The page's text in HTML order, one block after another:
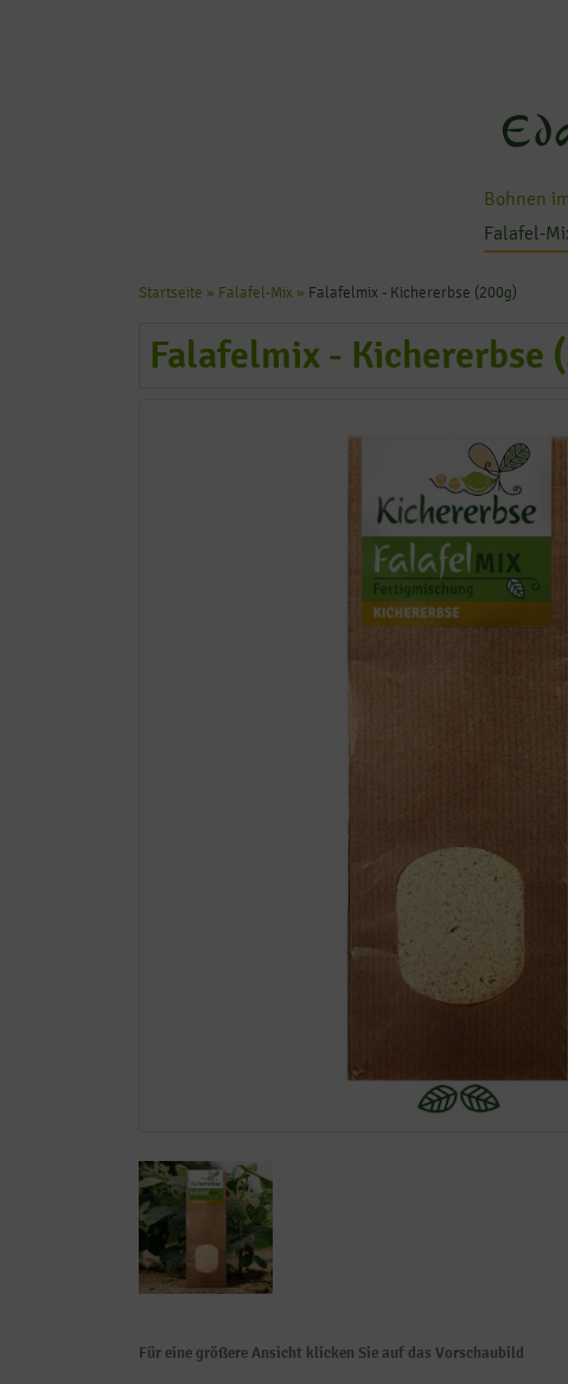
Bohnen
Falafel-
Startseite » Falafel-Mix » Falafelmix - Kichererbse (200g)
Falafelmix - Kichererbse
Für eine größere Ansicht klicken Sie auf das Vorschaubild